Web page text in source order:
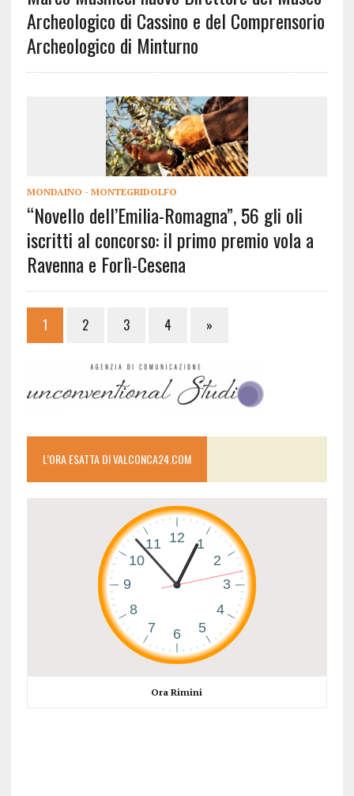
Archeologico di Cassino e del Comprensorio
Archeologico di Minturno
MONDAINO - MONTEGRIDOLFO
“Novello dell’Emilia-Romagna”, 56 gli oli
iscritti al concorso: il primo premio vola a
Ravenna e Forlì-Cesena
1 2 3 4 »
L’ORA ESATTA DI VALCONCA24.COM
Ora Rimini